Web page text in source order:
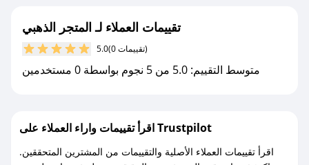
مع صحصح، تسوق بذكاء ووفّر على كل مشترياتك مع
تقييمات العملاء لـ المتجر الذهبي
5.0 (0 تقييمات)
متوسط التقييم: 5.0 من 5 نجوم بواسطة 0 مستخدمين
اقرأ تقييمات واراء العملاء على Trustpilot
اقرأ تقييمات العملاء الأصلية والتقييمات من المشترين المتحققين.